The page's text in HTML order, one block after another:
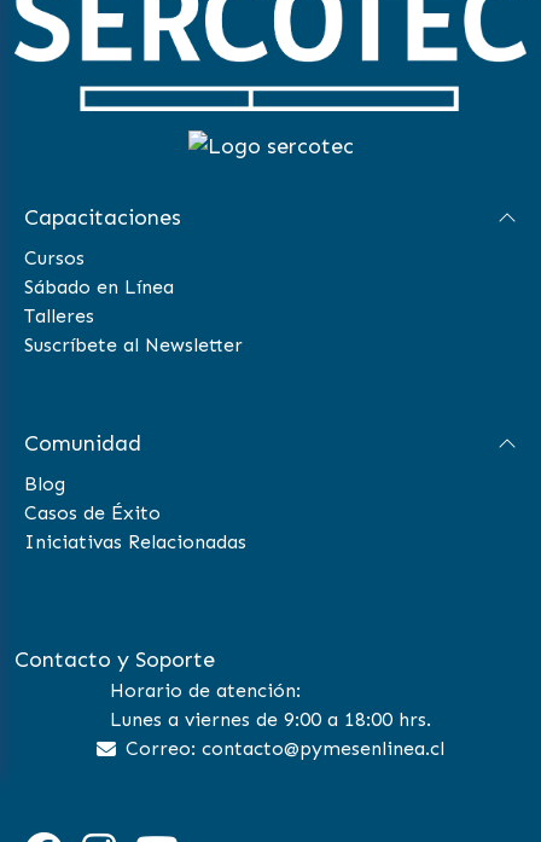
Capacitaciones
Cursos
Sábado en Línea
Talleres
Suscríbete al Newsletter
Comunidad
Blog
Casos de Éxito
Iniciativas Relacionadas
Contacto y Soporte
Horario de atención:
Lunes a viernes de 9:00 a 18:00 hrs.
Correo: contacto@pymesenlinea.cl